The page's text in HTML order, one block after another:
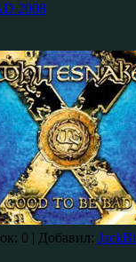
2008
0 | Добавил: